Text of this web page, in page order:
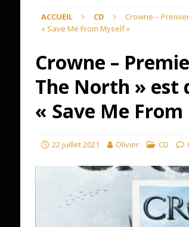
ACCUEIL CD
Crowne –
« Save Me From Myself »
Crowne –
The North » est
« Save Me
22 juillet 2021 Olivier CD